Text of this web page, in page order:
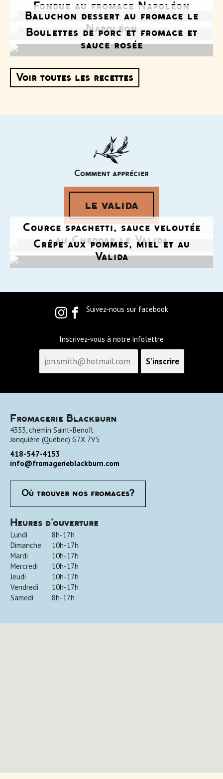
Fondue au fromage Napoléon
Baluchon dessert au fromage le
Napoléon
Boulettes de porc et fromage et
sauce rosée
Voir toutes les recettes
Comment apprécier
le valida
Courge spaghetti, sauce veloutée
au Cheddar le Valida
Crêpe aux pommes, miel et au
Valida
Suivez-nous sur facebook
Inscrivez-vous à notre infolettre
Fromagerie Blackburn
4353, chemin Saint-Benoît
Jonquière (Québec) G7X 7V5
418-547-4153
info@fromagerieblackburn.com
Où trouver nos fromages?
Heures d'ouverture
Lundi
8h-17h
Dimanche
10h-17h
Mardi
10h-17h
Mercredi
10h-17h
Jeudi
10h-17h
Vendredi
10h-17h
Samedi
8h-17h